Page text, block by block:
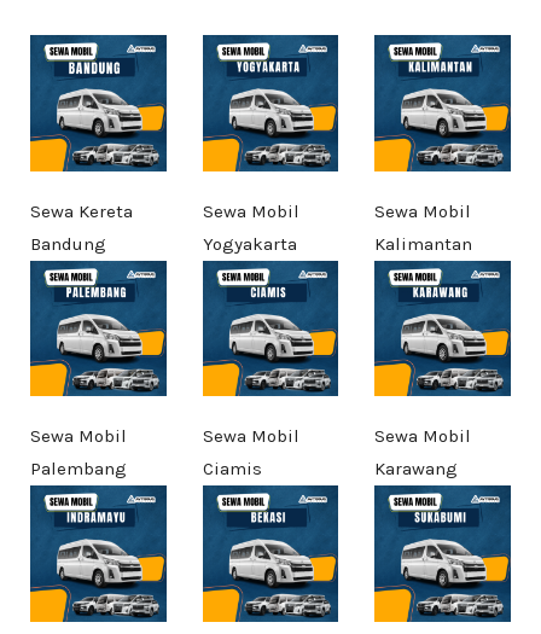
Sewa Kereta
Bandung
Sewa Mobil
Yogyakarta
Sewa Mobil
Kalimantan
Sewa Mobil
Palembang
Sewa Mobil
Ciamis
Sewa Mobil
Karawang